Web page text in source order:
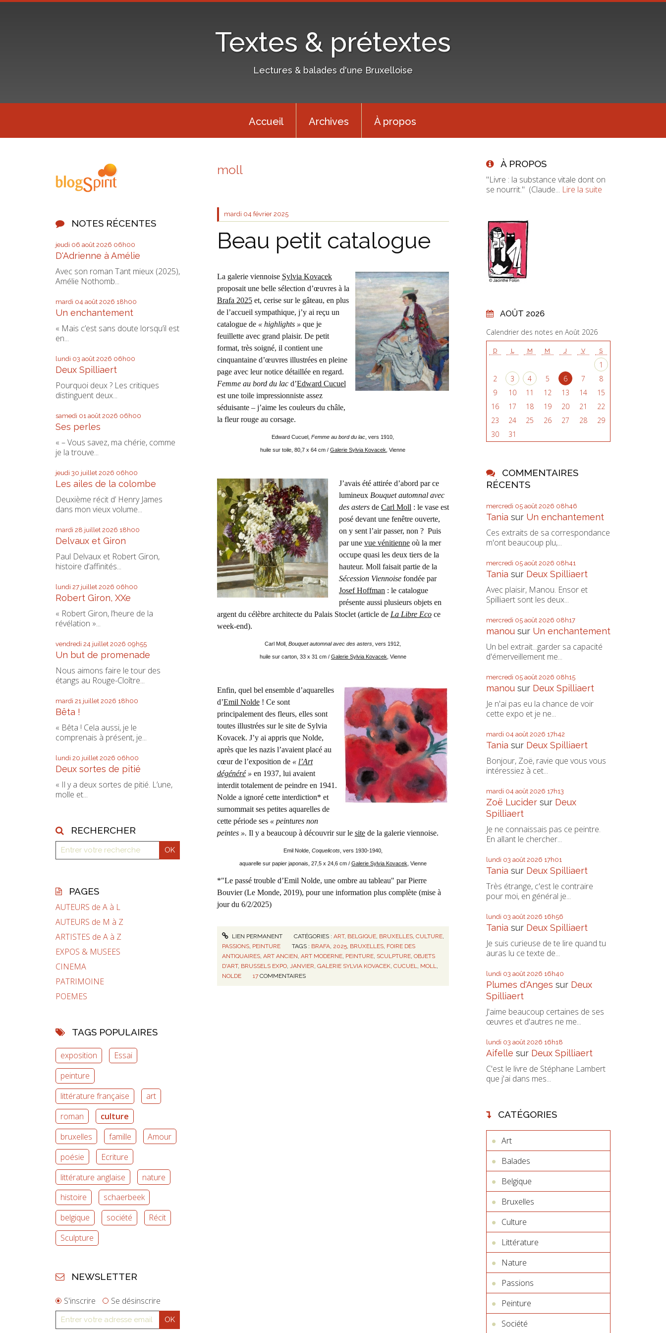
Textes & prétextes
Lectures & balades d'une Bruxelloise
Accueil Archives À propos
NOTES RÉCENTES
jeudi 06 août 2026 06h00
D'Adrienne à Amélie
Avec son roman Tant mieux (2025),
Amélie Nothomb...
mardi 04 août 2026 18h00
Un enchantement
« Mais c’est sans doute lorsqu’il est
en...
lundi 03 août 2026 06h00
Deux Spilliaert
Pourquoi deux ? Les critiques
distinguent deux...
samedi 01 août 2026 06h00
Ses perles
« – Vous savez, ma chérie, comme
je la trouve...
jeudi 30 juillet 2026 06h00
Les ailes de la colombe
Deuxième récit d’ Henry James
dans mon vieux volume...
mardi 28 juillet 2026 18h00
Delvaux et Giron
Paul Delvaux et Robert Giron,
histoire d’affinités...
lundi 27 juillet 2026 06h00
Robert Giron, XXe
« Robert Giron, l’heure de la
révélation »...
vendredi 24 juillet 2026 09h55
Un but de promenade
Nous aimons faire le tour des
étangs au Rouge-Cloître...
mardi 21 juillet 2026 18h00
Bêta !
« Bêta ! Cela aussi, je le
comprenais à présent, je...
lundi 20 juillet 2026 06h00
Deux sortes de pitié
« Il y a deux sortes de pitié. L’une,
molle et...
RECHERCHER
PAGES
AUTEURS de A à L
AUTEURS de M à Z
ARTISTES de A à Z
EXPOS & MUSEES
CINEMA
PATRIMOINE
POEMES
TAGS POPULAIRES
exposition
Essai
peinture
littérature française
art
roman
culture
bruxelles
famille
Amour
poésie
Ecriture
littérature anglaise
nature
histoire
schaerbeek
belgique
société
Récit
Sculpture
NEWSLETTER
S'inscrire Se désinscrire
moll
mardi 04 février 2025
Beau petit catalogue
La galerie viennoise Sylvia Kovacek
proposait une belle sélection d’œuvres à la
Brafa 2025et, cerise sur le gâteau, en plus
de l’accueil sympathique, j’y ai reçu un
catalogue de « highlights » que je
feuillette avec grand plaisir. De petit
format, très soigné, il contient une
cinquantaine d’œuvres illustrées en pleine
page avec leur notice détaillée en regard.
Femme au bord du lacd’Edward Cucuel
est une toile impressionniste assez
séduisante – j’aime les couleurs du châle,
la fleur rouge au corsage.
Edward Cucuel,Femme au bord du lac , vers 1910,
huile sur toile, 80,7 x 64 cm /Galerie Sylvia Kovacek , Vienne
J’avais été attirée d’abord par ce
lumineux Bouquet automnal avec
des astersdeCarl Moll : le vase est
posé devant une fenêtre ouverte,
on y sent l’air passer, non ? Puis
par unevue vénitienne où la mer
occupe quasi les deux tiers de la
hauteur. Moll faisait partie de la
Sécession Viennoise fondée par
Josef Hoffman : le catalogue
présente aussi plusieurs objets en
argent du célèbre architecte du Palais Stoclet (article de La Libre Ecoce
week-end).
Carl Moll,Bouquet automnal avec des asters , vers 1912,
huile sur carton, 33 x 31 cm / Galerie Sylvia Kovacek , Vienne
Enfin, quel bel ensemble d’aquarelles
d’Emil Nolde! Ce sont
principalement des fleurs, elles sont
toutes illustrées sur le site de Sylvia
Kovacek. J’y ai appris que Nolde,
après que les nazis l’avaient placé au
cœur de l’exposition de « l’Art
dégénéré» en 1937, lui avaient
interdit totalement de peindre en 1941.
Nolde a ignoré cette interdiction* et
surnommait ses petites aquarelles de
cette période ses « peintures non
peintes ». Il y a beaucoup à découvrir surle sitede la galerie viennoise.
Emil Nolde, Coquelicots, vers 1930-1940,
aquarelle sur papier japonais, 27,5 x 24,6 cm / Galerie Sylvia Kovacek , Vienne
*"Le passé trouble d’Emil Nolde, une ombre au tableau" par Pierre
Bouvier (Le Monde, 2019), pour une information plus complète (mise à
jour du 6/2/2025)
LIEN PERMANENT CATÉGORIES :ART, BELGIQUE BRUXELLES ,CULTURE
PASSIONS, PEINTURE TAGS : BRAFA, 2025, BRUXELLES, FOIRE DES
ANTIQUAIRES, ART ANCIEN ART MODERNE, PEINTURE, SCULPTURE, OBJETS
D'ART, BRUSSELS EXPO, JANVIER GALERIE SYLVIA KOVACEK, CUCUEL MOLL
NOLDE
17 COMMENTAIRES
À PROPOS
"Livre : la substance vitale dont on
se nourrit." (Claude... Lire la suite
AOÛT 2026
Calendrier des notes en Août 2026
D L M M J V S
1
2
3 4 5 6 7
8
9
10 11 12 13 14
15
16
17 18 19 20 21
22
23
24 25 26 27 28
29
30
31
COMMENTAIRES
RÉCENTS
mercredi 05 août 2026 08h46
Tania sur Un enchantement
Ces extraits de sa correspondance
m'ont beaucoup plu,...
mercredi 05 août 2026 08h41
Tania sur Deux Spilliaert
Avec plaisir, Manou. Ensor et
Spilliaert sont les deux...
mercredi 05 août 2026 08h17
manousur Un enchantement
Un bel extrait...garder sa capacité
d'émerveillement me...
mercredi 05 août 2026 08h15
manousur Deux Spilliaert
Je n'ai pas eu la chance de voir
cette expo et je ne...
mardi 04 août 2026 17h42
Tania sur Deux Spilliaert
Bonjour, Zoë, ravie que vous vous
intéressiez à cet...
mardi 04 août 2026 17h13
Zoë Lucidersur Deux
Spilliaert
Je ne connaissais pas ce peintre.
En allant le chercher...
lundi 03 août 2026 17h01
Tania sur Deux Spilliaert
Très étrange, c'est le contraire
pour moi, en général je...
lundi 03 août 2026 16h56
Tania sur Deux Spilliaert
Je suis curieuse de te lire quand tu
auras lu ce texte de...
lundi 03 août 2026 16h40
Plumes d'Anges sur Deux
Spilliaert
J'aime beaucoup certaines de ses
œuvres et d'autres ne me...
lundi 03 août 2026 16h18
Aifelle sur Deux Spilliaert
C'est le livre de Stéphane Lambert
que j'ai dans mes...
CATÉGORIES
Art
Balades
Belgique
Bruxelles
Culture
Littérature
Nature
Passions
Peinture
Société